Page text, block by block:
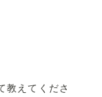
教えてくださ